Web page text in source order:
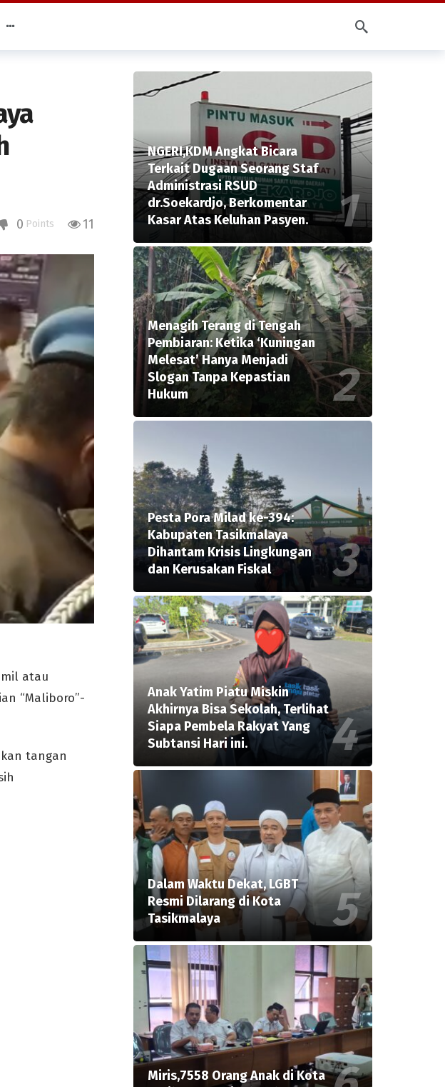
0 Points 11
atau
“Maliboro”-
tangan
NGERI,KDM Angkat Bicara
Terkait Dugaan Seorang Staf
Administrasi RSUD
dr.Soekardjo, Berkomentar
Kasar Atas Keluhan Pasyen.
Menagih Terang di Tengah
Pembiaran: Ketika ‘Kuningan
Melesat’ Hanya Menjadi
Slogan Tanpa Kepastian
Hukum
Pesta Pora Milad ke-394:
Kabupaten Tasikmalaya
Dihantam Krisis Lingkungan
dan Kerusakan Fiskal
Anak Yatim Piatu Miskin
Akhirnya Bisa Sekolah, Terlihat
Siapa Pembela Rakyat Yang
Subtansi Hari ini.
Dalam Waktu Dekat, LGBT
Resmi Dilarang di Kota
Tasikmalaya
Miris,7558 Orang Anak di Kota